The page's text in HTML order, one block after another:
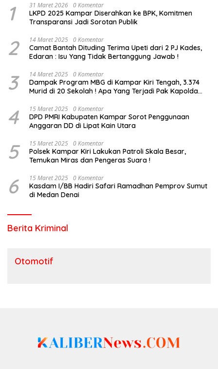
1 31 Maret 2026 0 Komentar
LKPD 2025 Kampar Diserahkan ke BPK, Komitmen
Transparansi Jadi Sorotan Publik
2 14 Maret 2025 0 Komentar
Camat Bantah Dituding Terima Upeti dari 2 PJ Kades,
Edaran : Isu Yang Tidak Bertanggung Jawab !
3 14 Maret 2025 0 Komentar
Dampak Program MBG di Kampar Kiri Tengah, 3.374
Murid di 20 Sekolah ! Apa Yang Terjadi Pak Kapolda
4 15 Maret 2025 0 Komentar
DPD PMRI Kabupaten Kampar Sorot Penggunaan
Anggaran DD di Lipat Kain Utara
5 15 Maret 2025 0 Komentar
Polsek Kampar Kiri Lakukan Patroli Skala Besar,
Temukan Miras dan Pengeras Suara !
6 15 Maret 2025 0 Komentar
Kasdam I/BB Hadiri Safari Ramadhan Pemprov Sumut
di Medan Denai
Berita Kriminal
Otomotif